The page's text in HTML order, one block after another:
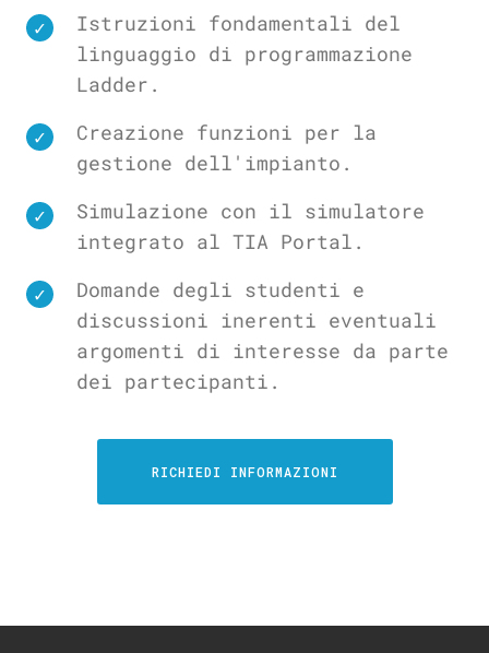
Istruzioni fondamentali del
linguaggio di programmazione
Ladder.
Creazione funzioni per la
gestione dell'impianto.
Simulazione con il simulatore
integrato al TIA Portal.
Domande degli studenti e
discussioni inerenti eventuali
argomenti di interesse da parte
dei partecipanti.
RICHIEDI INFORMAZIONI